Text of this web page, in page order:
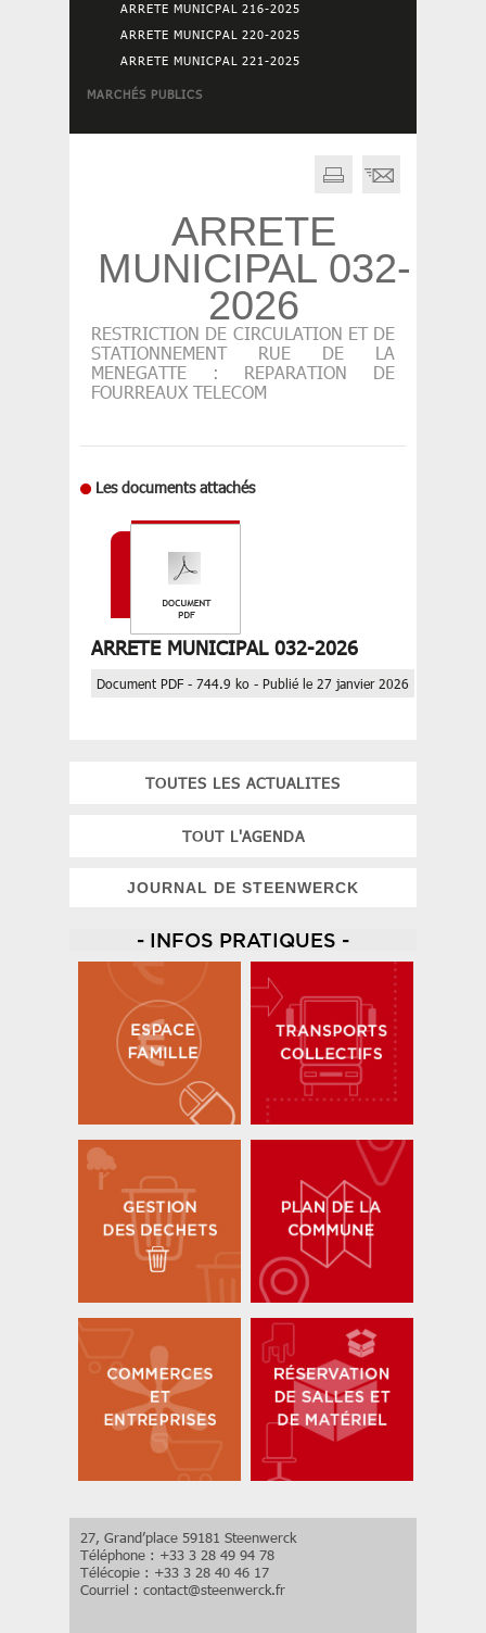
ARRETE MUNICPAL 216-2025
ARRETE MUNICPAL 220-2025
ARRETE MUNICPAL 221-2025
MARCHÉS PUBLICS
ARRETE
MUNICIPAL 032-
2026
RESTRICTION DE CIRCULATION ET DE
STATIONNEMENT RUE DE LA
MENEGATTE : REPARATION DE
FOURREAUX TELECOM
Les documents attachés
ARRETE MUNICIPAL 032-2026
Document PDF - 744.9 ko - Publié le 27 janvier 2026
TOUTES LES ACTUALITES
TOUT L'AGENDA
JOURNAL DE STEENWERCK
- INFOS PRATIQUES -
27, Grand’place 59181 Steenwerck
Téléphone : +33 3 28 49 94 78
Télécopie : +33 3 28 40 46 17
Courriel : contact@steenwerck.fr